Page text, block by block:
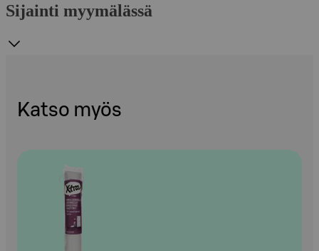
Sijainti myymälässä
Katso myös